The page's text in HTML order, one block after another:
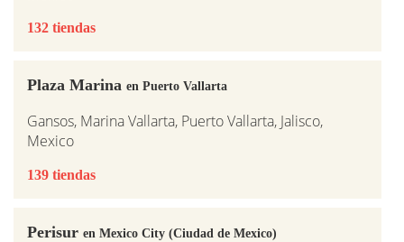
132 tiendas
Plaza Marina en Puerto Vallarta
Gansos, Marina Vallarta, Puerto Vallarta, Jalisco,
Mexico
139 tiendas
Perisur en Mexico City (Ciudad de Mexico)